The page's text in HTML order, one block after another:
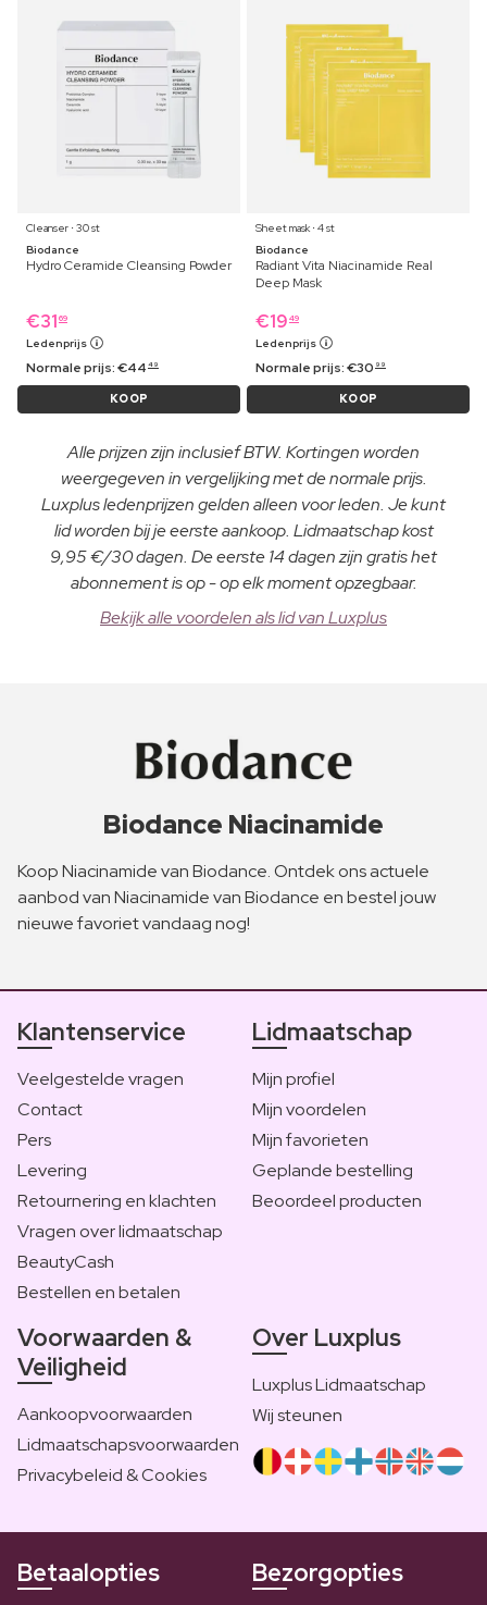
Cleanser ⋅ 30 st
Biodance
Hydro Ceramide Cleansing Powder
€31 69
Ledenprijs
Normale prijs:€44 49
KOOP
Sheet mask ⋅ 4 st
Biodance
Radiant Vita Niacinamide Real
Deep Mask
€19 49
Ledenprijs
Normale prijs:€30 99
KOOP
Alle prijzen zijn inclusief BTW. Kortingen worden
weergegeven in vergelijking met de normale prijs.
Luxplus ledenprijzen gelden alleen voor leden. Je kunt
lid worden bij je eerste aankoop. Lidmaatschap kost
9,95 €/30 dagen. De eerste 14 dagen zijn gratis het
abonnement is op - op elk moment opzegbaar.
Bekijk alle voordelen als lid van Luxplus
Biodance Niacinamide
Koop Niacinamide van Biodance. Ontdek ons actuele
aanbod van Niacinamide van Biodance en bestel jouw
nieuwe favoriet vandaag nog!
Klantenservice
Veelgestelde vragen
Contact
Pers
Levering
Retournering en klachten
Vragen over lidmaatschap
BeautyCash
Bestellen en betalen
Lidmaatschap
Mijn profiel
Mijn voordelen
Mijn favorieten
Geplande bestelling
Beoordeel producten
Voorwaarden &
Veiligheid
Aankoopvoorwaarden
Lidmaatschapsvoorwaarden
Privacybeleid & Cookies
Over Luxplus
Luxplus Lidmaatschap
Wij steunen
Betaalopties Bezorgopties